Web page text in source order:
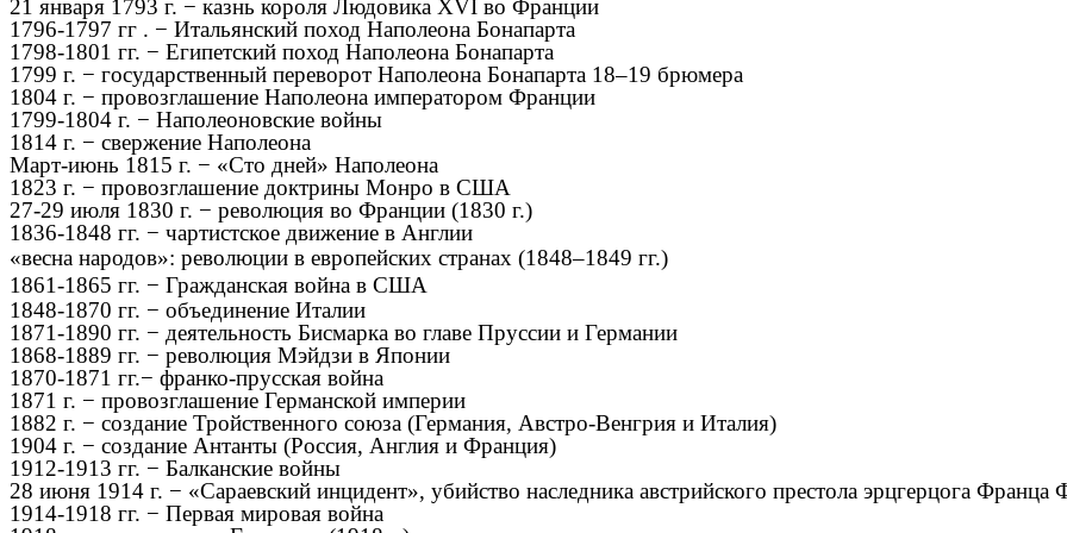
21 января 1793 г. − казнь короля Людовика XVI во Франции
1796-1797 гг . − Итальянский поход Наполеона Бонапарта
1798-1801 гг. − Египетский поход Наполеона Бонапарта
1799 г. − государственный переворот Наполеона Бонапарта 18–19 брюмера
1804 г. − провозглашение Наполеона императором Франции
1799-1804 г. − Наполеоновские войны
1814 г. − свержение Наполеона
Март-июнь 1815 г. − «Сто дней» Наполеона
1823 г. − провозглашение доктрины Монро в США
27-29 июля 1830 г. − революция во Франции (1830 г.)
1836-1848 гг. − чартистское движение в Англии
«весна народов»: революции в европейских странах (1848–1849 гг.)
1861-1865 гг. − Гражданская война в США
1848-1870 гг. − объединение Италии
1871-1890 гг. − деятельность Бисмарка во главе Пруссии и Германии
1868-1889 гг. − революция Мэйдзи в Японии
1870-1871 гг.− франко-прусская война
1871 г. − провозглашение Германской империи
1882 г. − создание Тройственного союза (Германия, Австро-Венгрия и Италия)
1904 г. − создание Антанты (Россия, Англия и Франция)
1912-1913 гг. − Балканские войны
28 июня 1914 г. − «Сараевский инцидент», убийство наследника австрийского престола эрцгерцога Франца
1914-1918 гг. − Первая мировая война